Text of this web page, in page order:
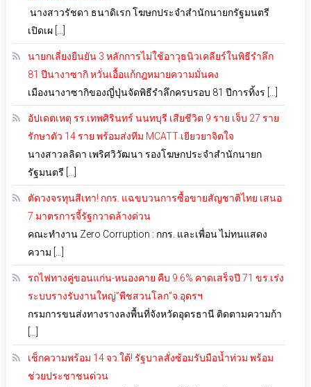
นางสาวรัชดา ธนาดิเรก โฆษกประจำสำนักนายกรัฐมนตรี
เปิดเผ […]
นายกเลี่ยงยืนยัน 3 หลักการไม่ใช้อาวุธนิวเคลียร์ในพิธีรำลึก
81 ปีนางาซากิ หวั่นเอื้อแก้กฎหมายความมั่นคง
เมืองนางาซากิของญี่ปุ่นจัดพิธีรำลึกครบรอบ 81 ปีการทิ้งร […]
อัปเดตเหตุ รร.เทพศิรินทร์ นนทบุรี เสียชีวิต 9 ราย เจ็บ 27 ราย
รักษาตัว 14 ราย พร้อมส่งทีม MCATT เยียวยาจิตใจ
นางสาวลลิดา เพริศวิวัฒนา รองโฆษกประจำสำนักนายก
รัฐมนตรี […]
ตัดวงจรทุนสีเทา! กกร. แฉขบวนการซื้อขายสัญชาติไทย เสนอ
7 มาตรการจี้รัฐกวาดล้างด่วน
คณะทำงาน Zero Corruption : กกร. และเพื่อน ไม่ทนแสดง
ความ […]
รถไฟทางคู่ขอนแก่น-หนองคาย คืบ 9.6% คาดเสร็จปี 71 ขร.เร่ง
ระบบรางรับงานใหญ่”พืชสวนโลก”จ.อุดรฯ
กรมการขนส่งทางรางลงพื้นที่จังหวัดอุดรธานี ติดตามความก้า
เช็กความพร้อม 14 จว.ใต้! รัฐบาลสั่งซ้อมรับมือน้ำท่วม พร้อม
ช่วยประชาชนด่วน